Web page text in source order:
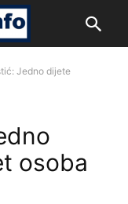
Jedno dijete
osoba